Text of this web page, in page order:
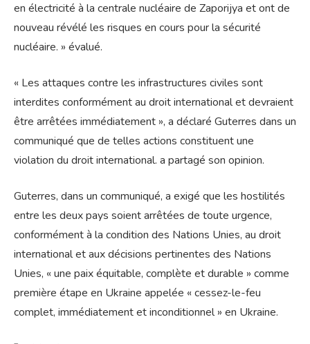
en électricité à la centrale nucléaire de Zaporijya et ont de
nouveau révélé les risques en cours pour la sécurité
nucléaire. » évalué.
« Les attaques contre les infrastructures civiles sont
interdites conformément au droit international et devraient
être arrêtées immédiatement », a déclaré Guterres dans un
communiqué que de telles actions constituent une
violation du droit international. a partagé son opinion.
Guterres, dans un communiqué, a exigé que les hostilités
entre les deux pays soient arrêtées de toute urgence,
conformément à la condition des Nations Unies, au droit
international et aux décisions pertinentes des Nations
Unies, « une paix équitable, complète et durable » comme
première étape en Ukraine appelée « cessez-le-feu
complet, immédiatement et inconditionnel » en Ukraine.